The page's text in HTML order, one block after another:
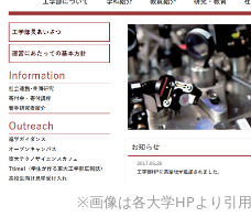
※画像は各大学HPより引